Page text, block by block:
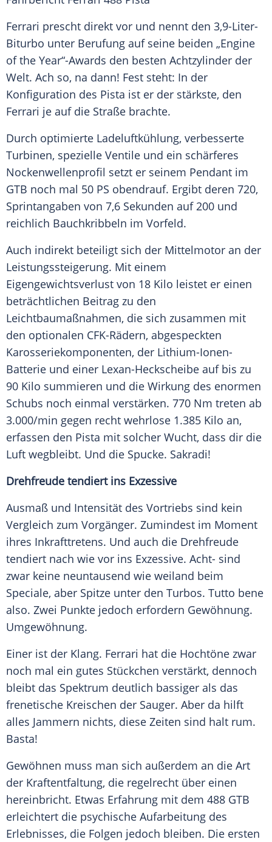
Ferrari prescht direkt vor und nennt den 3,9-Liter-
Biturbo unter Berufung auf seine beiden „Engine
of the Year“-Awards den besten Achtzylinder der
Welt. Ach so, na dann! Fest steht: In der
Konfiguration des Pista ist er der stärkste, den
Ferrari je auf die Straße brachte.
Durch optimierte Ladeluftkühlung, verbesserte
Turbinen, spezielle Ventile und ein schärferes
Nockenwellenprofil setzt er seinem Pendant im
GTB noch mal 50 PS obendrauf. Ergibt deren 720,
Sprintangaben von 7,6 Sekunden auf 200 und
reichlich Bauchkribbeln im Vorfeld.
Auch indirekt beteiligt sich der Mittelmotor an der
Leistungssteigerung. Mit einem
Eigengewichtsverlust von 18 Kilo leistet er einen
beträchtlichen Beitrag zu den
Leichtbaumaßnahmen, die sich zusammen mit
den optionalen CFK-Rädern, abgespeckten
Karosseriekomponenten, der Lithium-Ionen-
Batterie und einer Lexan-Heckscheibe auf bis zu
90 Kilo summieren und die Wirkung des enormen
Schubs noch einmal verstärken. 770 Nm treten ab
3.000/min gegen recht wehrlose 1.385 Kilo an,
erfassen den Pista mit solcher Wucht, dass dir die
Luft wegbleibt. Und die Spucke. Sakradi!
Drehfreude tendiert ins Exzessive
Ausmaß und Intensität des Vortriebs sind kein
Vergleich zum Vorgänger. Zumindest im Moment
ihres Inkrafttretens. Und auch die Drehfreude
tendiert nach wie vor ins Exzessive. Acht- sind
zwar keine neuntausend wie weiland beim
Speciale, aber Spitze unter den Turbos. Tutto bene
also. Zwei Punkte jedoch erfordern Gewöhnung.
Umgewöhnung.
Einer ist der Klang. Ferrari hat die Hochtöne zwar
noch mal ein gutes Stückchen verstärkt, dennoch
bleibt das Spektrum deutlich bassiger als das
frenetische Kreischen der Sauger. Aber da hilft
alles Jammern nichts, diese Zeiten sind halt rum.
Basta!
Gewöhnen muss man sich außerdem an die Art
der Kraftentfaltung, die regelrecht über einen
hereinbricht. Etwas Erfahrung mit dem 488 GTB
erleichtert die psychische Aufarbeitung des
Erlebnisses, die Folgen jedoch bleiben. Die ersten